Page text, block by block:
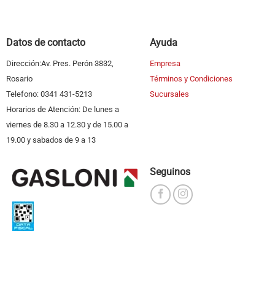
Datos de contacto
Dirección:Av. Pres. Perón 3832,
Rosario
Telefono: 0341 431-5213
Horarios de Atención: De lunes a
viernes de 8.30 a 12.30 y de 15.00 a
19.00 y sabados de 9 a 13
Ayuda
Empresa
Términos y Condiciones
Sucursales
Seguinos